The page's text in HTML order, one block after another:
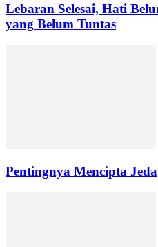
Lebaran Selesai, Hati
yang Belum Tuntas
Pentingnya Mencipta Jeda